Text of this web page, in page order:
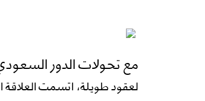
مع تحولات الدور
لعقود طويلة، اتسمت